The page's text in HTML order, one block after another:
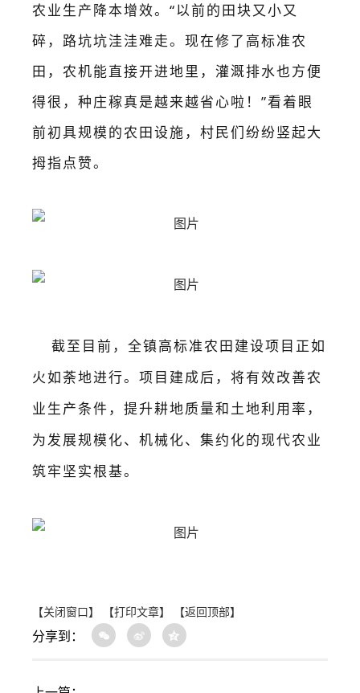
农业生产降本增效。“以前的田块又小又
碎，路坑坑洼洼难走。现在修了高标准农
田，农机能直接开进地里，灌溉排水也方便
得很，种庄稼真是越来越省心啦！”看着眼
前初具规模的农田设施，村民们纷纷竖起大
拇指点赞。
截至 目前，全镇高标准农田建设项目正如
火如荼地进行。项目建成后， 将有效改善农
业生产条件，提升耕地质量和土地利用率，
为发展规模化、机械化、集约化的现代农业
筑牢坚实根基。
【关闭窗口】 【打印文章】 【返回顶部】
分享到：